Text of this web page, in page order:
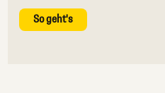
So geht's